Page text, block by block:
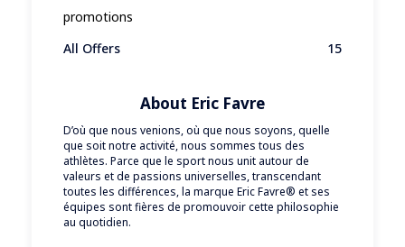
promotions
All Offers
15
About Eric Favre
D’où que nous venions, où que nous soyons, quelle
que soit notre activité, nous sommes tous des
athlètes. Parce que le sport nous unit autour de
valeurs et de passions universelles, transcendant
toutes les différences, la marque Eric Favre® et ses
équipes sont fières de promouvoir cette philosophie
au quotidien.